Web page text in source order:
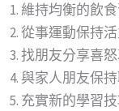
維持均衡的飲
從事運動保持
找朋友分享喜怒
與家人朋友保持
充實新的學習